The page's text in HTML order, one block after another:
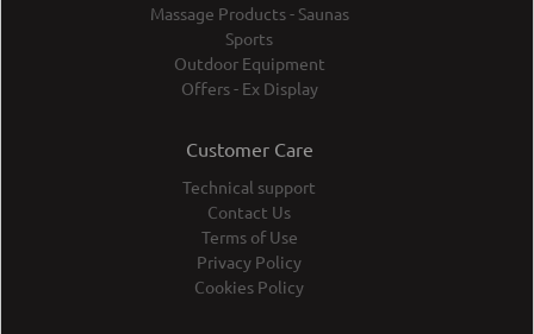
Massage Products - Saunas
Sports
Outdoor Equipment
Offers - Ex Display
Customer Care
Technical support
Contact Us
Terms of Use
Privacy Policy
Cookies Policy